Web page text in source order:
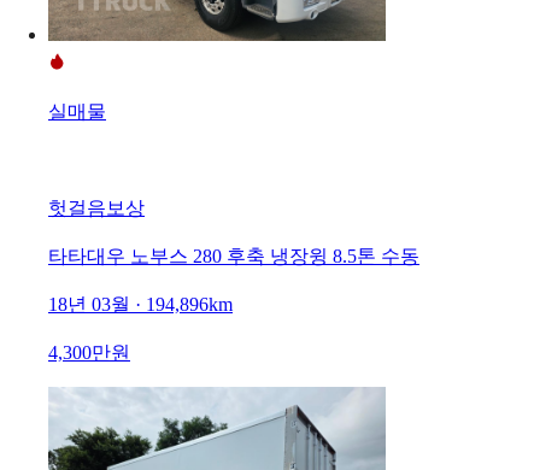
실매물
헛걸음보상
타타대우 노부스 280 후축 냉장윙 8.5톤 수동
18년 03월 · 194,896km
4,300만원